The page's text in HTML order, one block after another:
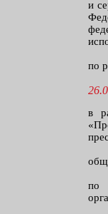
и
по
в
по